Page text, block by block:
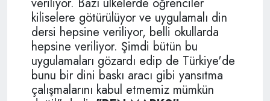
kiliselere götürülüyor ve uygulamalı din
dersi hepsine veriliyor, belli okullarda
hepsine veriliyor. Şimdi bütün bu
uygulamaları gözardı edip de Türkiye'de
bunu bir dini baskı aracı gibi yansıtma
çalışmalarını kabul etmemiz mümkün